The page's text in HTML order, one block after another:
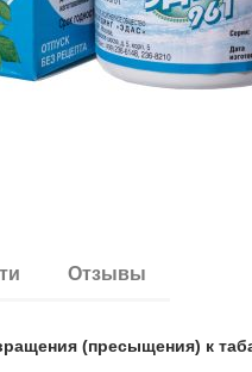
Отзывы
(пресыщения) к